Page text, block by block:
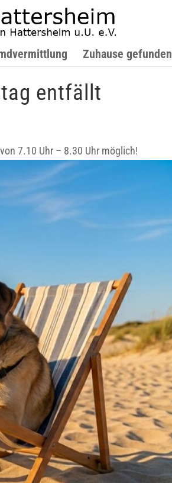
Zuhause gefunden
entfällt
7.10 Uhr – 8.30 Uhr möglich!